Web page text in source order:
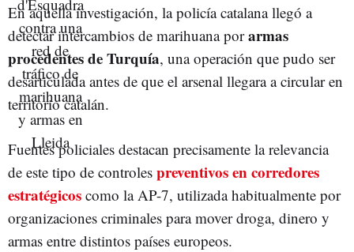
En aquella investigación, la policía catalana llegó a
detectar intercambios de marihuana porarmas
procedentes de Turquía, una operación que pudo ser
desarticulada antes de que el arsenal llegara a circular en
territorio catalán.
Fuentes policiales destacan precisamente la relevancia
de este tipo de controles preventivos en corredores
estratégicos como la AP-7, utilizada habitualmente por
organizaciones criminales para mover droga, dinero y
armas entre distintos países europeos.